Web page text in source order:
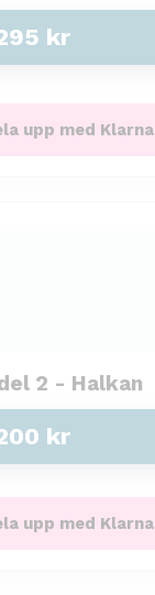
kr
upp med Klarna
2 - Halkan
kr
upp med Klarna